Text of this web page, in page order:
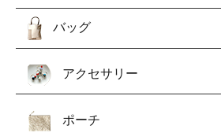
バッグ
アクセサリー
ポーチ